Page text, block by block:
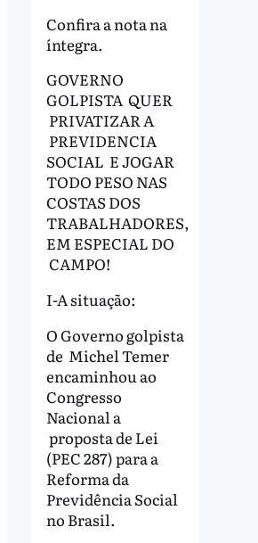
Confira a nota na
íntegra.
GOVERNO
GOLPISTA QUER
PRIVATIZAR A
PREVIDENCIA
SOCIAL E JOGAR
TODO PESO NAS
COSTAS DOS
TRABALHADORES,
EM ESPECIAL DO
CAMPO!
I-A situação:
O Governo golpista
de Michel Temer
encaminhou ao
Congresso
Nacional a
proposta de Lei
(PEC 287) para a
Reforma da
Previdência Social
no Brasil.